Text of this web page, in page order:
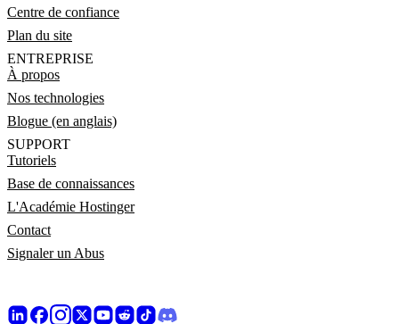
Centre de confiance
Plan du site
ENTREPRISE
À propos
Nos technologies
Blogue (en anglais)
SUPPORT
Tutoriels
Base de connaissances
L'Académie Hostinger
Contact
Signaler un Abus